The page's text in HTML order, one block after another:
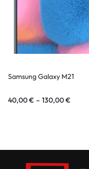
Samsung Galaxy M21
40,00€ – 130,00€